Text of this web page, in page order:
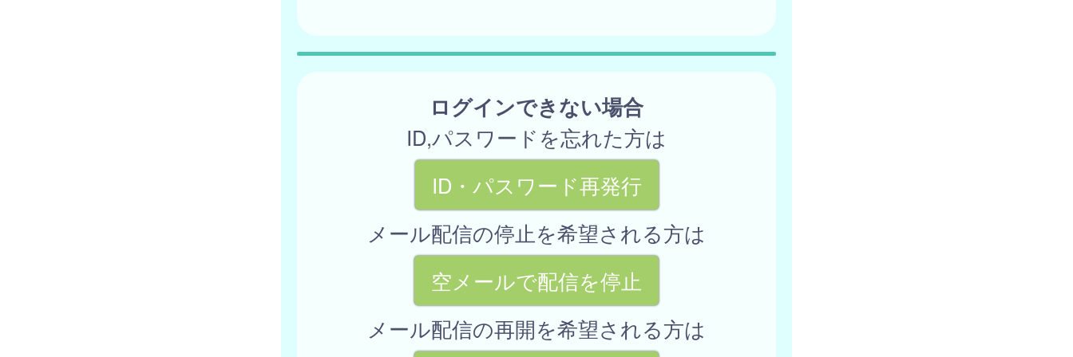
ログインできない場合
ID,パスワードを忘れた方は
ID・パスワード再発行
メール配信の停止を希望される方は
空メールで配信を停止
メール配信の再開を希望される方は